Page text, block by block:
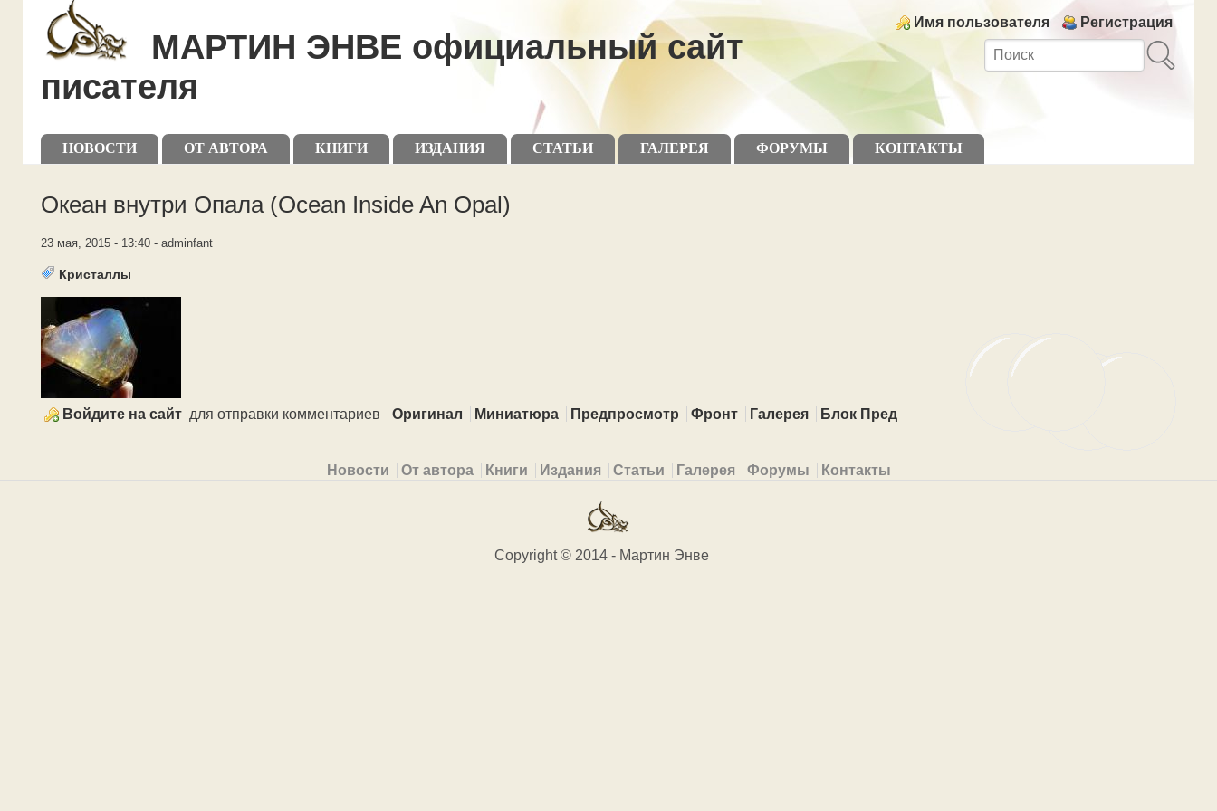
Skip to main content
Skip to search
Login links
Имя пользователя Регистрация
МАРТИН ЭНВЕ официальный сайт
писателя
Primary menu
НОВОСТИ ОТ АВТОРА КНИГИ ИЗДАНИЯ СТАТЬИ ГАЛЕРЕЯ ФОРУМЫ
КОНТАКТЫ
Океан внутри Опала (Ocean Inside An Opal)
23 мая, 2015 - 13:40 - adminfant
Кристаллы
Войдите на сайт для отправки комментариев Оригинал Миниатюра Предпросмотр Фронт Галерея Блок Пред
Новости От автора Книги Издания Статьи Галерея Форумы Контакты
Copyright © 2014 - Мартин Энве